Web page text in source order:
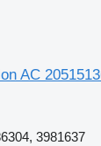
AC
3981637